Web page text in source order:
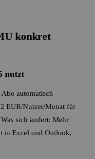
konkret
nutzt
automatisch
EUR/Nutzer/Monat für
sich ändert: Mehr
in Excel und Outlook,